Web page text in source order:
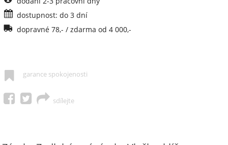
dostupnost: do 3 dní
dopravné 78,- / zdarma od 4 000,-
garance spokojenosti
sdílejte